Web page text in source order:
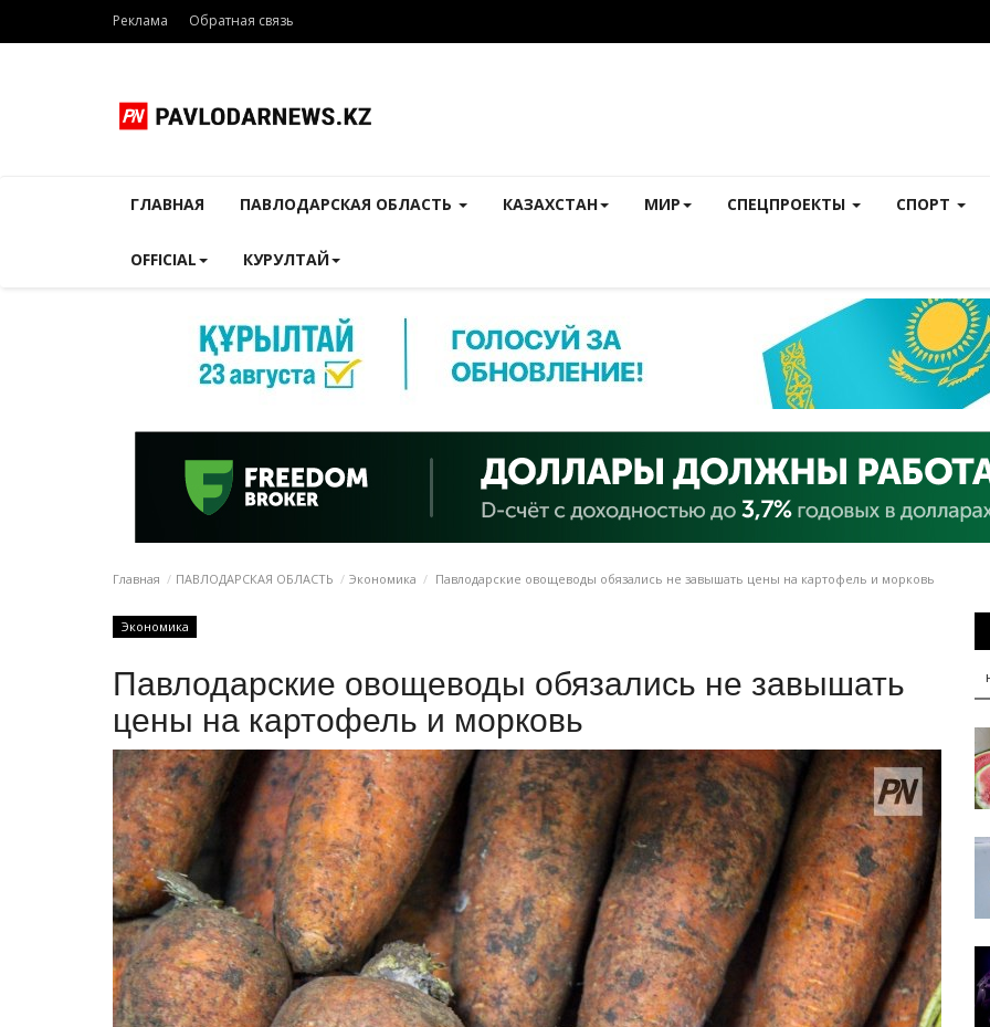
Реклама Обратная связь
ГЛАВНАЯ ПАВЛОДАРСКАЯ ОБЛАСТЬ КАЗАХСТАН МИР СПЕЦПРОЕКТЫ СПОРТ
OFFICIAL КУРУЛТАЙ
Главная ПАВЛОДАРСКАЯ ОБЛАСТЬ Экономика Павлодарские овощеводы обязались не завышать цены на картофель и морковь
Экономика
Павлодарские овощеводы обязались не завышать
цены на картофель и морковь